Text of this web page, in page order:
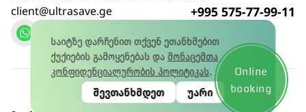
საიტზე დარჩენით თქვენ ეთანხმებით
ქუქიების გამოყენებას და მონაცემთა
კონფიდენციალურობის პოლიტიკას.
შევთანხმდეთ უარი
client@ultrasave.ge +995 575-77-99-11
კონფიდენციალურობის პოლიტიკა© 2026
წლის 15 იანვრის No445581628 ლიცენზია
Online
booking